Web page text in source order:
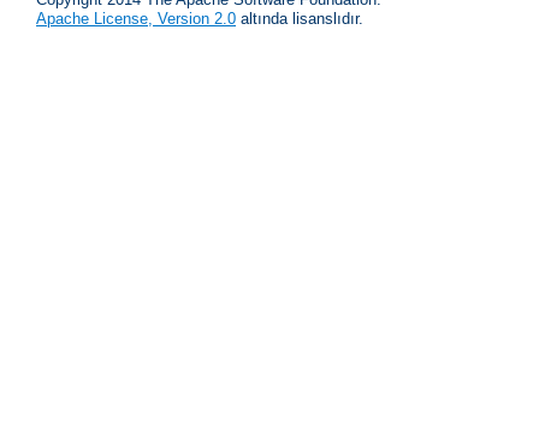
Apache License, Version 2.0 altında lisanslıdır.